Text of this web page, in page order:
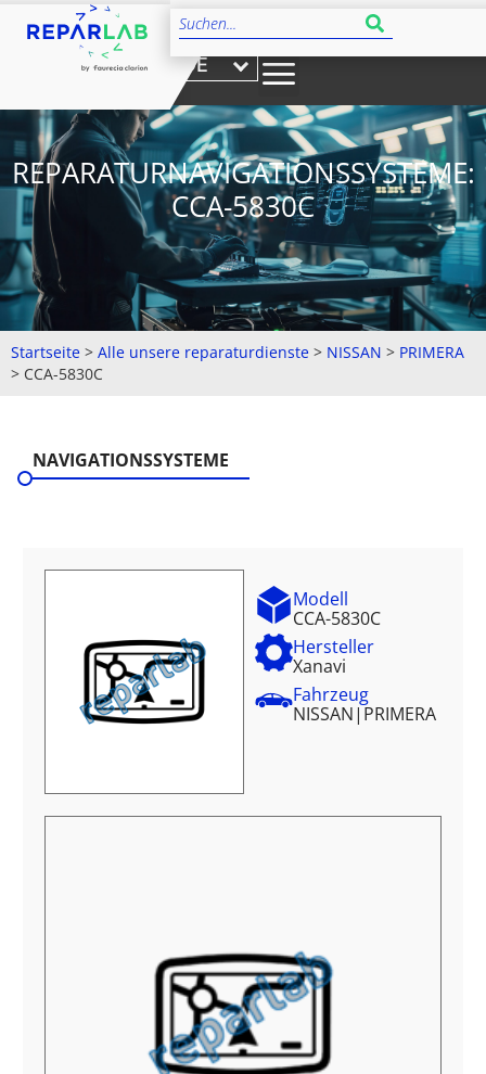
DE
REPARATURNAVIGATIONSSYSTEME:
CCA-5830C
Startseite > Alle unsere reparaturdienste > NISSAN > PRIMERA
> CCA-5830C
NAVIGATIONSSYSTEME
Modell
CCA-5830C
Hersteller
Xanavi
Fahrzeug
NISSAN| PRIMERA